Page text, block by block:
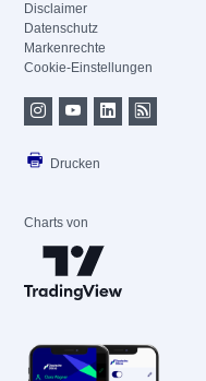
Disclaimer
Datenschutz
Markenrechte
Cookie-Einstellungen
Drucken
Charts von